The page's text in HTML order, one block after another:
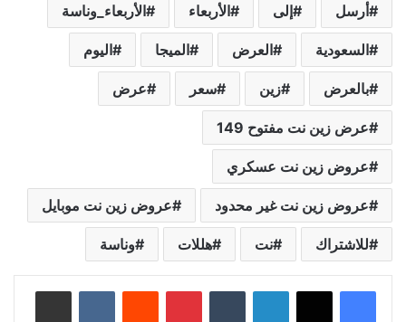
أرسل إلى الأربعاء الأربعاء_وناسة‬
السعودية العرض الميجا اليوم
بالعرض زين سعر عرض
عرض زين نت مفتوح 149
عروض زين نت عسكري
عروض زين نت غير محدود عروض زين نت موبايل
للاشتراك نت هللات وناسة
لينكدإن بينتيريست